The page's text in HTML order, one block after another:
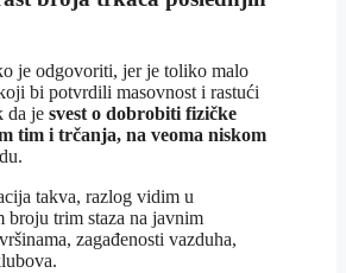
je odgovoriti, jer je toliko malo
bi potvrdili masovnost i rastući
da je svest o dobrobiti fizičke
tim i trčanja, na veoma niskom
takva, razlog vidim u
broju trim staza na javnim
zagađenosti vazduha,